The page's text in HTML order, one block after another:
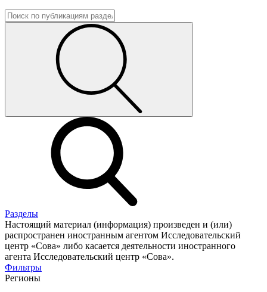
Разделы
Настоящий материал (информация) произведен и (или)
распространен иностранным агентом Исследовательский
центр «Сова» либо касается деятельности иностранного
агента Исследовательский центр «Сова».
Фильтры
Регионы